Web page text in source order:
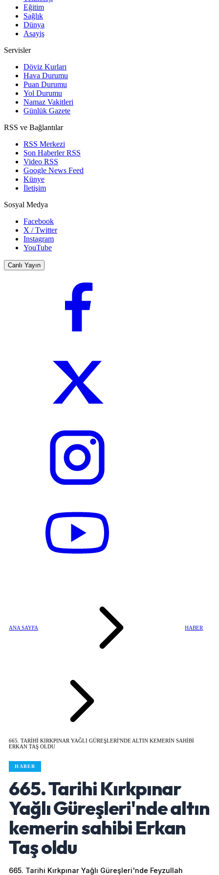
Eğitim
Sağlık
Dünya
Asayiş
Servisler
Döviz Kurları
Hava Durumu
Puan Durumu
Yol Durumu
Namaz Vakitleri
Günlük Gazete
RSS ve Bağlantılar
RSS Merkezi
Son Haberler RSS
Video RSS
Google News Feed
Künye
İletişim
Sosyal Medya
Facebook
X / Twitter
Instagram
YouTube
Canlı Yayın
ANA SAYFA HABER
665. TARIHI KIRKPINAR YAĞLI GÜREŞLERI'NDE ALTIN KEMERIN SAHIBI
ERKAN TAŞ OLDU
HABER
665. Tarihi Kırkpınar
Yağlı Güreşleri'nde altın
kemerin sahibi Erkan
Taş oldu
665. Tarihi Kırkpınar Yağlı Güreşleri'nde Feyzullah